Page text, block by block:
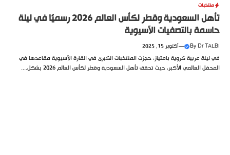
منتخبات
تأهل السعودية وقطر لكأس العالم 2026 رسميًا في ليلة
حاسمة بالتصفيات الآسيوية
By Dr TALBI
—أكتوبر 15, 2025
في ليلة عربية كروية بامتياز، حجزت المنتخبات الكبرى في القارة الآسيوية مقاعدها في
المحفل العالمي الأكبر، حيث تحقق تأهل السعودية وقطر لكأس العالم 2026 بشكل....